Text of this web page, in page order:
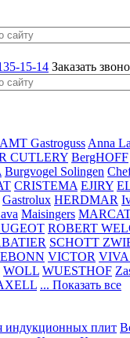
15-14 Заказать
AMT Gastroguss Anna
CUTLERY BergHOFF
Burgvogel Solingen
CRISTEMA EJIRY
Gastrolux HERDMAR
Maisingers
ROBERT
SCHOTT
VICTOR VIVA
WOLL WUESTHOF
... Показать все
индукционных плит